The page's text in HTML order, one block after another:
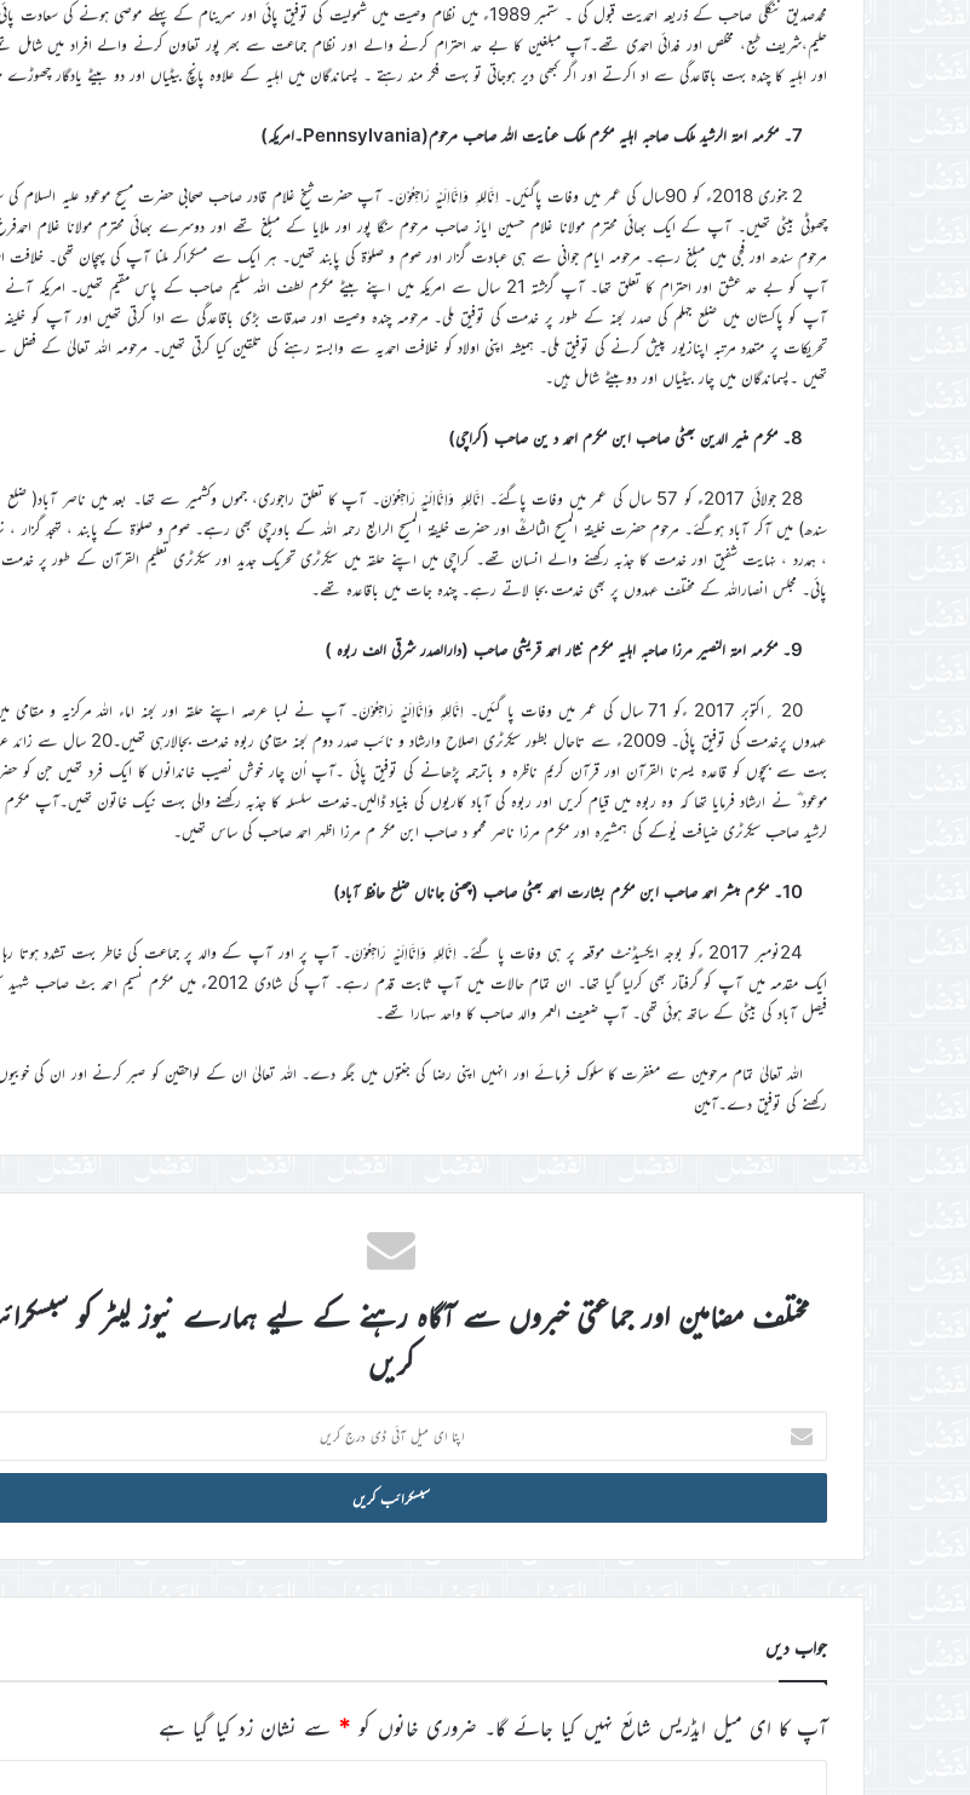
محمدصدیق ننگلی صاحب کے ذریعہ احمدیت قبول کی ۔ ستمبر 1989ء میں نظام وصیت میں شمولیت کی توفیق پائی اور سرینام کے پہلے موصی ہونے کی سعادت
حلیم،شریف طبع، مخلص اور فدائی احمدی تھے۔آپ مبلغین کا بے حد احترام کرنے والے اور نظام جماعت سے بھر پور تعاون کرنے والے افراد میں شامل
اور اہلیہ کا چندہ بہت باقاعدگی سے اد اکرتے اور اگر کبھی دیر ہوجاتی تو بہت فکر مند رہتے ۔ پسماندگان میں اہلیہ کے علاوہ پانچ بیٹیاں اور دو بیٹے یادگار چھوڑے
7۔ مکرمہ امۃ الرشید ملک صاحبہ اہلیہ مکرم ملک عنایت اللہ صاحب مرحوم(Pennsylvania۔امریکہ)
2 جنوری 2018ء کو 90سال کی عمر میں وفات پاگئیں۔ اِنَّالِلہِ وَاِنَّااِلَیْہِ رَاجِعُوْنَ۔ آپ حضرت شیخ غلام قادر صاحب صحابی حضرت مسیح موعود علیہ
چھوٹی بیٹی تھیں۔ آپ کے ایک بھائی محترم مولانا غلام حسین ایاز صاحب مرحوم سنگا پور اور ملایا کے مبلغ تھے اور دوسرے بھائی محترم مولانا غلام
مرحوم سندھ اور فجی میں مبلغ رہے۔ مرحومہ ایام جوانی سے ہی عبادت گزار اور صوم و صلوٰۃ کی پابند تھیں۔ ہر ایک سے مسکراکر ملنا آپ کی پہچان تھی۔ خلافت
آپ کو بے حد عشق اور احترام کا تعلق تھا۔ آپ گزشتہ 21 سال سے امریکہ میں اپنے بیٹے مکرم لطف اللہ سلیم صاحب کے پاس مقیم تھیں۔
آپ کو پاکستان میں ضلع جہلم کی صدر لجنہ کے طور پر خدمت کی توفیق ملی۔ مرحومہ چندہ وصیت اور صدقات بڑی باقاعدگی سے ادا کرتی تھیں اور آپ کو
تحریکات پر متعدد مرتبہ اپنازیور پیش کرنے کی توفیق ملی۔ ہمیشہ اپنی اولاد کو خلافت احمدیہ سے وابستہ رہنے کی تلقین کیا کرتی تھیں۔ مرحومہ اللہ تعالیٰ کے
تھیں ۔پسماندگان میں چار بیٹیاں اور دوبیٹے شامل ہیں۔
8۔ مکرم منیر الدین بھٹی صاحب ابن مکرم احمد د ین صاحب (کراچی)
28 جولائی 2017ء کو 57 سال کی عمر میں وفات پاگئے۔ اِنَّالِلہِ وَاِنَّااِلَیْہِ رَاجِعُوْنَ۔ آپ کا تعلق راجوری، جموں وکشمیر سے تھا۔ بعد میں ناصر آباد(
سندھ) میں آکر آباد ہوگئے۔ مرحوم حضرت خلیفۃ المسیح الثالثؒ اور حضرت خلیفۃ المسیح الرابع رحمہ اللہ کے باورچی بھی رہے۔ صوم و صلوٰۃ کے پابند ، تہجد گزار ،
، ہمدرد ، نہایت شفیق اور خدمت کا جذبہ رکھنے والے انسان تھے۔ کراچی میں اپنے حلقہ میں سیکرٹری تحریک جدید اور سیکرٹری تعلیم القرآن کے طور پر خدمت
پائی۔ مجلس انصاراللہ کے مختلف عہدوں پر بھی خدمت بجا لاتے رہے۔ چندہ جات میں باقاعدہ تھے۔
9۔ مکرمہ امۃ النصیر مرزا صاحبہ اہلیہ مکرم نثار احمد قریشی صاحب (دارالصدر شرقی الف ربوہ )
20 ؍اکتوبر 2017 ءکو 71 سال کی عمر میں وفات پا گئیں۔ اِنَّالِلہِ وَاِنَّااِلَیْہِ رَاجِعُوْنَ۔ آپ نے لمبا عرصہ اپنے حلقہ اور لجنہ اماء اللہ مرکزیہ و
عہدوں پرخدمت کی توفیق پائی۔ 2009ء سے تاحال بطور سیکرٹری اصلاح وارشاد و نائب صدر دوم
بہت سے بچوں کو قاعدہ یسرنا القرآن اور قرآن کریم ناظرہ و باترجمہ پڑھانے کی توفیق پائی ۔آپ اُن چار خوش نصیب خاندانوں کا ایک فرد تھیں جن کو
موعود ؓ نے ارشاد فرمایا تھا کہ وہ ربوہ میں قیام کریں اور ربوہ کی آباد کاریوں کی بنیاد ڈالیں۔خدمت سلسلہ کا جذبہ رکھنے والی بہت نیک خاتون تھیں۔آپ مکرم
لرشید صاحب سیکرٹری ضیافت یُوکے کی ہمشیرہ اور مکرم مرزا ناصر محمو د صاحب ابن مکر م مرزا اظہر احمد صاحب کی ساس تھیں۔
10۔ مکرم مبشر احمد صاحب ابن مکرم بشارت احمد بھٹی صاحب (چھنی جاناں ضلع حافظ آباد)
24نومبر 2017 ءکو بوجہ ایکسیڈنٹ موقعہ پر ہی وفات پا گئے۔ اِنَّالِلہِ وَاِنَّااِلَیْہِ رَاجِعُوْنَ۔ آپ پر اور آپ کے والد پر جماعت کی خاطر بہت تشدد ہوتا
ایک مقدمہ میں آپ کو گرفتار بھی کرلیا گیا تھا۔ ان تمام حالات میں آپ ثابت قدم رہے۔ آپ کی شادی 2012ء میں مکرم
فیصل آباد کی بیٹی کے ساتھ ہوئی تھی۔ آپ ضعیف العمر والد صاحب کا واحد سہارا تھے۔
اللہ تعالیٰ تمام مرحومین سے مغفرت کا سلوک فرمائے اور انہیں اپنی رضا کی جنتوں میں جگہ دے۔ اللہ تعالیٰ ان کے لواحقین کو صبر کرنے اور ان کی
رکھنے کی توفیق دے۔آمین
مختلف مضامین اور جماعتی خبروں سے آگاہ رہنے کے لیے ہمارے نیوز لیٹر کو
کریں
اپنا
ای
میل
ڈی
جواب دیں
آپ کا ای میل ایڈریس شائع نہیں کیا جائے گا۔ ضروری خانوں کو * سے نشان زد کیا گیا ہے